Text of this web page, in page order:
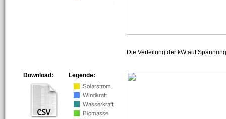
Die Verteilung der kW auf
Legende:
Download: